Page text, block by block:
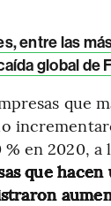
entre las
global de
que
% en 2020, a
que